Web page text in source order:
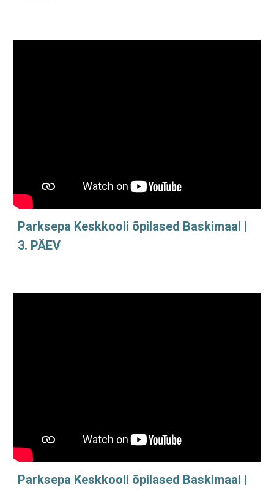
Parksepa Keskkooli õpilased Baskimaal |
3. PÄEV
Parksepa Keskkooli õpilased Baskimaal |